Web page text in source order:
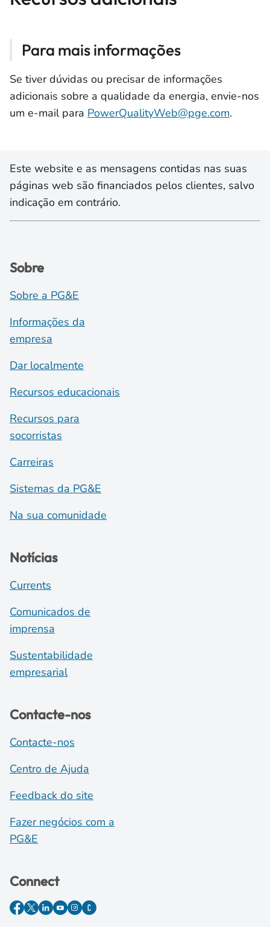
Para mais informações
Se tiver dúvidas ou precisar de informações
adicionais sobre a qualidade da energia, envie-nos
um e-mail para PowerQualityWeb@pge.com.
Este website e as mensagens contidas nas suas
páginas web são financiados pelos clientes, salvo
indicação em contrário.
Sobre
Sobre a PG&E
Informações da
empresa
Dar localmente
Recursos educacionais
Recursos para
socorristas
Carreiras
Sistemas da PG&E
Na sua comunidade
Notícias
Currents
Comunicados de
imprensa
Sustentabilidade
empresarial
Contacte-nos
Contacte-nos
Centro de Ajuda
Feedback do site
Fazer negócios com a
PG&E
Connect